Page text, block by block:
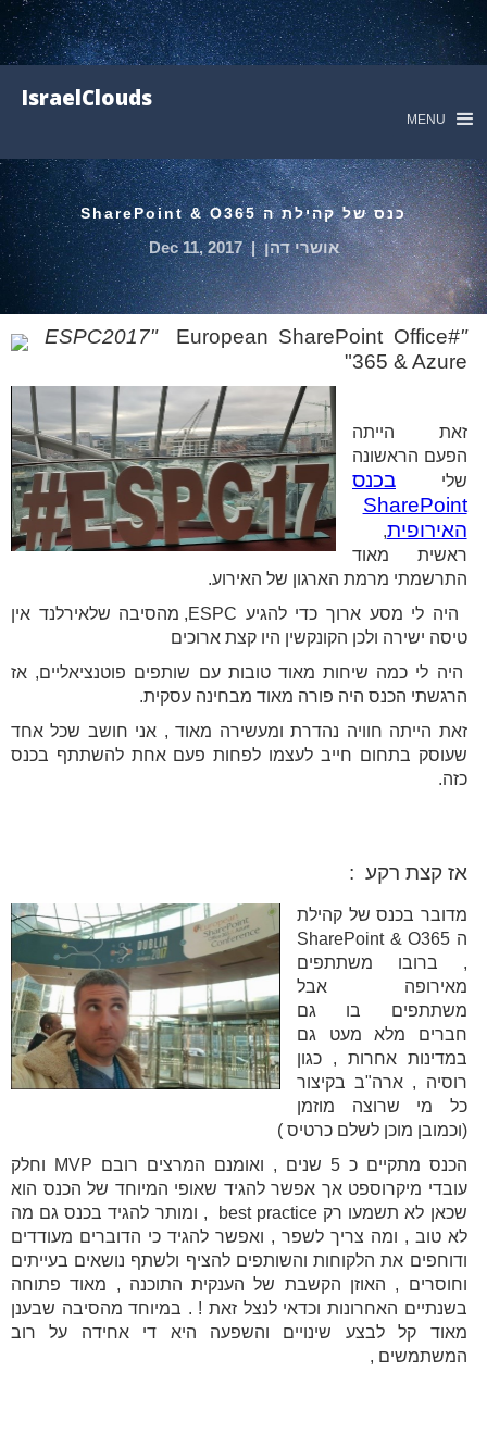
IsraelClouds
MENU
כנס של קהילת ה SharePoint & O365
אושרי דהן |
Dec 11, 2017
"
#ESPC2017
"
European SharePoint Office
365 & Azure
"
זאת הייתה
הפעם הראשונה
שלי בכנס
SharePoint
האירופית,
ראשית מאוד
התרשמתי מרמת הארגון של האירוע.
היה לי מסע ארוך כדי להגיע ESPC, מהסיבה שלאירלנד אין
טיסה ישירה ולכן הקונקשין היו קצת ארוכים
היה לי כמה שיחות מאוד טובות עם שותפים פוטנציאליים, אז
הרגשתי הכנס היה פורה מאוד מבחינה עסקית.
זאת הייתה חוויה נהדרת ומעשירה מאוד , אני חושב שכל אחד
שעוסק בתחום חייב לעצמו לפחות פעם אחת להשתתף בכנס
כזה.
אז קצת רקע :
מדובר בכנס של קהילת
ה SharePoint & O365
, ברובו משתתפים
מאירופה אבל
משתתפים בו גם
חברים מלא מעט גם
במדינות אחרות , כגון
רוסיה , ארה"ב בקיצור
כל מי שרוצה מוזמן
(וכמובן מוכן לשלם כרטיס )
הכנס מתקיים כ 5 שנים , ואומנם המרצים רובם MVP וחלק
עובדי מיקרוספט אך אפשר להגיד שאופי המיוחד של הכנס הוא
שכאן לא תשמעו רק best practice , ומותר להגיד בכנס גם מה
לא טוב , ומה צריך לשפר , ואפשר להגיד כי הדוברים מעודדים
ודוחפים את הלקוחות והשותפים להציף ולשתף נושאים בעייתים
וחוסרים , האוזן הקשבת של הענקית התוכנה , מאוד פתוחה
בשנתיים האחרונות וכדאי לנצל זאת ! . במיוחד מהסיבה שבענן
מאוד קל לבצע שינויים והשפעה היא די אחידה על רוב
המשתמשים ,